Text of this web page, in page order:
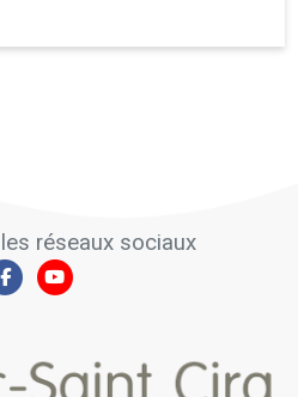
réseaux sociaux